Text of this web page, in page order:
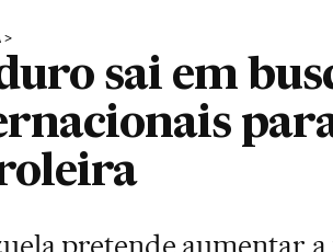
sai em
pretende aumentar